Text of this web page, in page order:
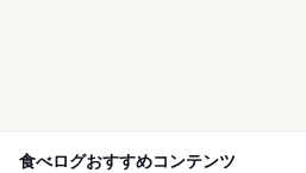
食べログおすすめコンテンツ